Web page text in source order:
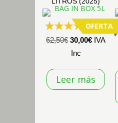
OFERTA
(291)
62,50€ El
precio
era:
62,50€.
30,00€El
es:
30,00€.
IVA
Inc
Leer más